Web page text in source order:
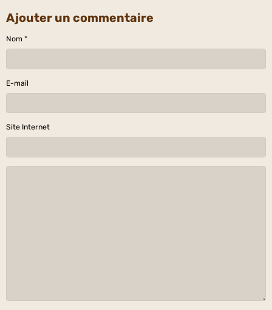
Ajouter un commentaire
Nom
E-mail
Site Internet